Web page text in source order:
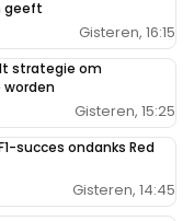
geeft
Gisteren, 16:15
strategie om
worden
Gisteren, 15:25
succes ondanks Red
Gisteren, 14:45